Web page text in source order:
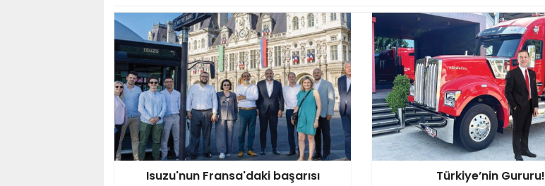
Isuzu'nun Fransa'daki başarısı Türkiye’nin Gururu!